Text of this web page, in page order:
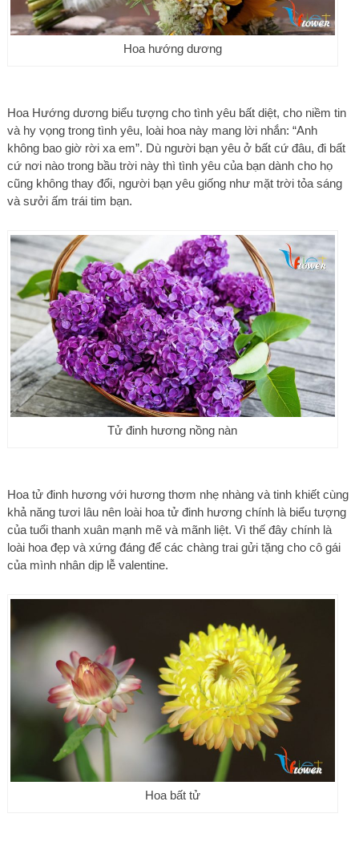
Hoa hướng dương
Hoa Hướng dương biểu tượng cho tình yêu bất diệt, cho niềm tin
và hy vọng trong tình yêu, loài hoa này mang lời nhắn: “Anh
không bao giờ rời xa em”. Dù người bạn yêu ở bất cứ đâu, đi bất
cứ nơi nào trong bầu trời này thì tình yêu của bạn dành cho họ
cũng không thay đổi, người bạn yêu giống như mặt trời tỏa sáng
và sưởi ấm trái tim bạn.
Tử đinh hương nồng nàn
Hoa tử đinh hương với hương thơm nhẹ nhàng và tinh khiết cùng
khả năng tươi lâu nên loài hoa tử đinh hương chính là biểu tượng
của tuổi thanh xuân mạnh mẽ và mãnh liệt. Vì thế đây chính là
loài hoa đẹp và xứng đáng để các chàng trai gửi tặng cho cô gái
của mình nhân dịp lễ valentine.
Hoa bất tử